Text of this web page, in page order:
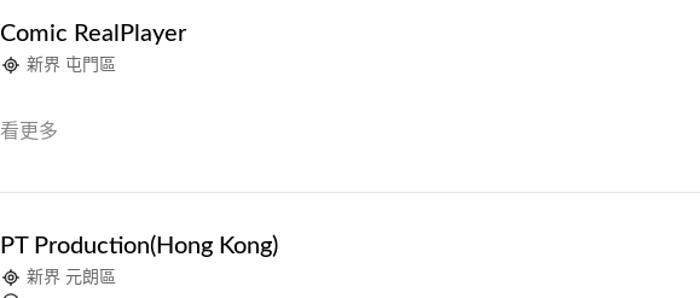
Comic RealPlayer
新界 屯門區
看更多
PT Production(Hong Kong)
新界 元朗區